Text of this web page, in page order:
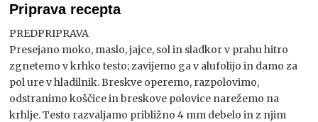
Priprava recepta
PREDPRIPRAVA
Presejano moko, maslo, jajce, sol in sladkor v prahu hitro
zgnetemo v krhko testo; zavijemo ga v alufolijo in damo za
pol ure v hladilnik. Breskve operemo, razpolovimo,
odstranimo koščice in breskove polovice narežemo na
krhlje. Testo razvaljamo približno 4 mm debelo in z njim